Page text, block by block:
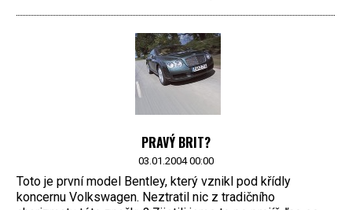
PRAVÝ BRIT?
03.01.2004 00:00
Toto je první model Bentley, který vznikl pod křídly
koncernu Volkswagen. Neztratil nic z tradičního